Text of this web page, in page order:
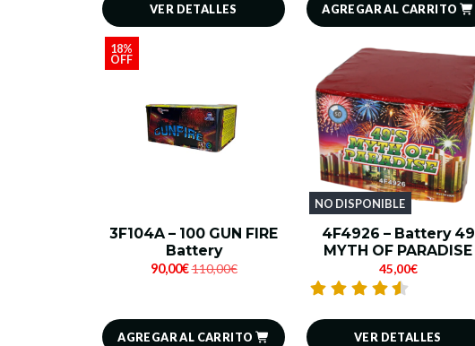
VER DETALLES AGREGAR AL CARRITO
18%
OFF
3F104A – 100 GUN FIRE
Battery
90,00€110,00€
AGREGAR AL CARRITO
NO DISPONIBLE
4F4926 – Battery 49
MYTH OF PARADISE
45,00€
VER DETALLES